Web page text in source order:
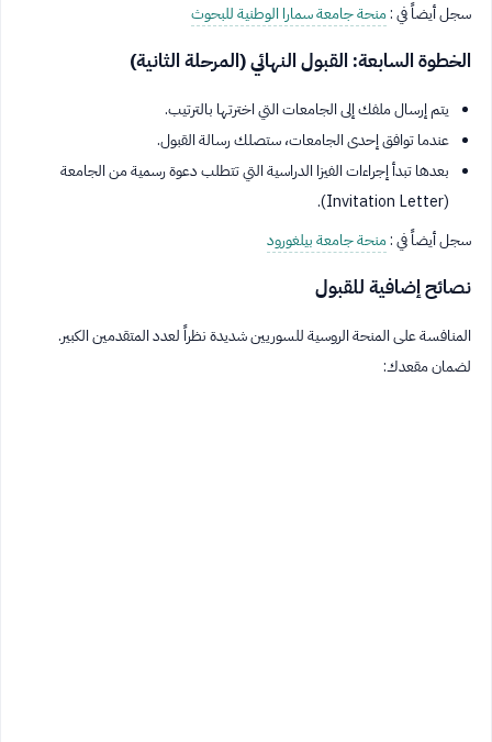
سجل أيضاً في :منحة جامعة سمارا الوطنية للبحوث
الخطوة السابعة: القبول النهائي (المرحلة الثانية)
يتم إرسال ملفك إلى الجامعات التي اخترتها بالترتيب.
عندما توافق إحدى الجامعات، ستصلك رسالة القبول.
بعدها تبدأ إجراءات الفيزا الدراسية التي تتطلب دعوة رسمية من الجامعة
(Invitation Letter).
سجل أيضاً في :منحة جامعة بيلغورود
نصائح إضافية للقبول
المنافسة على المنحة الروسية للسوريين شديدة نظراً لعدد المتقدمين الكبير.
لضمان مقعدك: